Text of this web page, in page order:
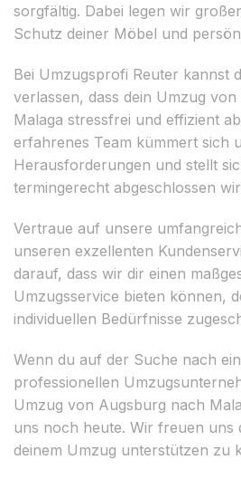
sorgfältig. Dabei legen wir
Schutz deiner Möbel und
Bei Umzugsprofi Reuter kannst
verlassen, dass dein Umzug
Malaga stressfrei und effizient
erfahrenes Team kümmert sich
Herausforderungen und stellt
termingerecht abgeschlossen
Vertraue auf unsere
unseren exzellenten
darauf, dass wir dir einen
Umzugsservice bieten können,
individuellen Bedürfnisse
Wenn du auf der Suche nach
professionellen
Umzug von Augsburg nach
uns noch heute. Wir freuen uns
deinem Umzug unterstützen zu